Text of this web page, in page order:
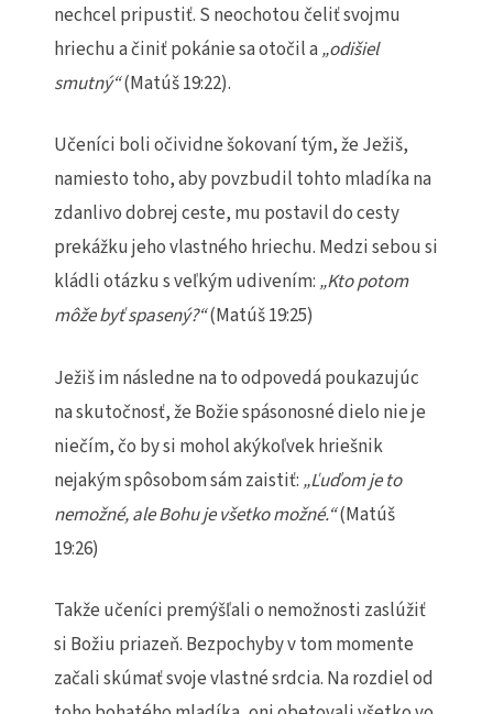
nechcel pripustiť. S neochotou čeliť svojmu
hriechu a činiť pokánie sa otočil a„odišiel
smutný“(Matúš 19:22).
Učeníci boli očividne šokovaní tým, že Ježiš,
namiesto toho, aby povzbudil tohto mladíka na
zdanlivo dobrej ceste, mu postavil do cesty
prekážku jeho vlastného hriechu. Medzi sebou si
kládli otázku s veľkým udivením: „Kto potom
môže byťspasený?“(Matúš 19:25)
Ježiš im následne na to odpovedá poukazujúc
na skutočnosť, že Božie spásonosné dielo nie je
niečím, čo by si mohol akýkoľvek hriešnik
nejakým spôsobom sám zaistiť: „Ľuďom je to
nemožné, ale Bohu je všetko možné.“(Matúš
19:26)
Takže učeníci premýšľali o nemožnosti zaslúžiť
si Božiu priazeň. Bezpochyby v tom momente
začali skúmať svoje vlastné srdcia. Na rozdiel od